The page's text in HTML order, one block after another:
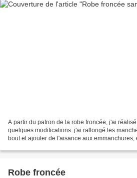
A partir du patron de la robe froncée, j'ai
quelques modifications: j'ai rallongé les
bout et ajouter de l'aisance aux emmanchures,
Robe froncée